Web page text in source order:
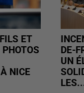
ET
NICE
DE-
UN